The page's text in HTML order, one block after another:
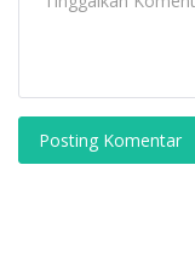
Posting Komentar